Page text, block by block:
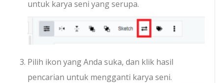
untuk karya seni yang serupa.
Pilih ikon yang Anda suka, dan klik hasil
pencarian untuk mengganti karya seni.